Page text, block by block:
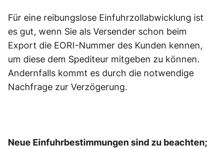
Für eine reibungslose Einfuhrzollabwicklung ist
es gut, wenn Sie als Versender schon beim
Export die EORI-Nummer des Kunden kennen,
um diese dem Spediteur mitgeben zu können.
Andernfalls kommt es durch die notwendige
Nachfrage zur Verzögerung.
Neue Einfuhrbestimmungen sind zu beachten;